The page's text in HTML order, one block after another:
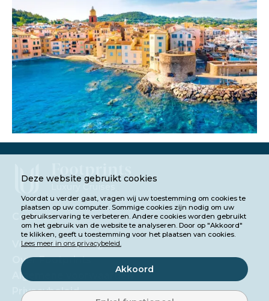
Luxury Cruises
Contact
Veelgestelde vragen
Over Footprints
Algemene voorwaarden
Privacybeleid
Deze website gebruikt cookies
Voordat u verder gaat, vragen wij uw toestemming om cookies te
plaatsen op uw computer. Sommige cookies zijn nodig om uw
gebruikservaring te verbeteren. Andere cookies worden gebruikt
om het gebruik van de website te analyseren. Door op "Akkoord"
te klikken, geeft u toestemming voor het plaatsen van cookies.
Lees meer in ons privacybeleid.
Akkoord